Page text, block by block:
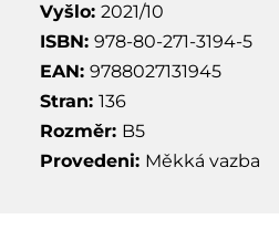
Vyšlo: 2021/10
ISBN: 978-80-271-3194-5
EAN: 9788027131945
Stran: 136
Rozměr: B5
Provedeni: Měkká vazba